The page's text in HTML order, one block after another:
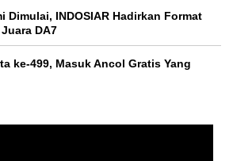
Dimulai, INDOSIAR Hadirkan Format
DA7
ke-499, Masuk Ancol Gratis Yang